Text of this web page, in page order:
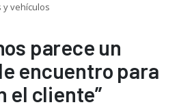
vehículos
parece un
encuentro para
el cliente”